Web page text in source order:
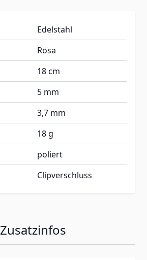
Edelstahl
Rosa
18 cm
5 mm
3,7 mm
18 g
poliert
Clipverschluss
Zusatzinfos